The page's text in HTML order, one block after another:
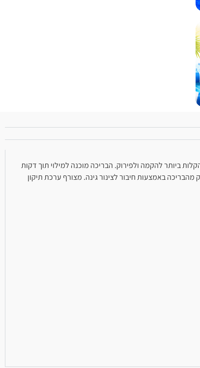
ביותר להקמה ולפירוק. הבריכה מוכנה למילוי תוך דקות
באמצעות חיבור לצינור גינה. מצורף ערכת תיקון